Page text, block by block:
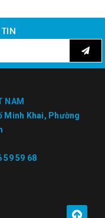
NAM
Minh Khai, Phường
59 59 68